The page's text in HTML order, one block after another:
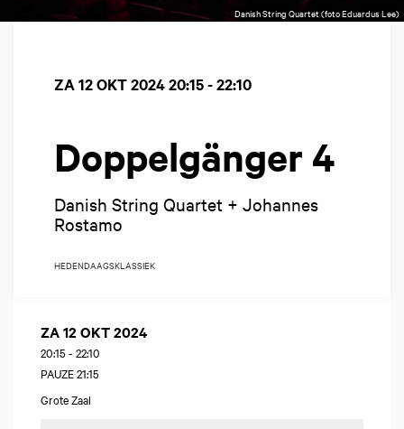
Danish String Quartet (foto Eduardus Lee)
Doppelgänger 4
Danish String Quartet + Johannes
Rostamo
ZA 12 OKT 202420:15 - 22:10
HEDENDAAGSKLASSIEK
ZA 12 OKT 2024
20:15 - 22:10
PAUZE 21:15
Grote Zaal